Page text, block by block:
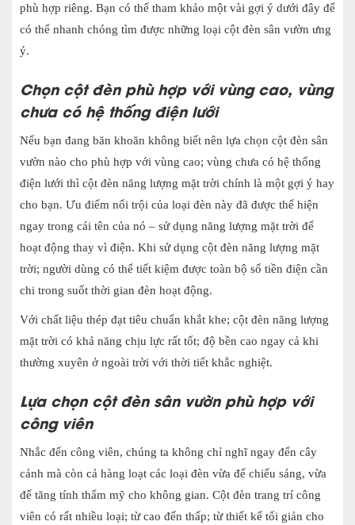
phù hợp riêng. Bạn có thể tham khảo một vài gợi ý dưới đây để
có thể nhanh chóng tìm được những loại cột đèn sân vườn ưng
ý.
Chọn cột đèn phù hợp với vùng cao, vùng
chưa có hệ thống điện lưới
Nếu bạn đang băn khoăn không biết nên lựa chọn cột đèn sân
vườn nào cho phù hợp với vùng cao; vùng chưa có hệ thống
điện lưới thì cột đèn năng lượng mặt trời chính là một gợi ý hay
cho bạn. Ưu điểm nổi trội của loại đèn này đã được thể hiện
ngay trong cái tên của nó – sử dụng năng lượng mặt trời để
hoạt động thay vì điện. Khi sử dụng cột đèn năng lượng mặt
trời; người dùng có thể tiết kiệm được toàn bộ số tiền điện cần
chi trong suốt thời gian đèn hoạt động.
Với chất liệu thép đạt tiêu chuẩn khắt khe; cột đèn năng lượng
mặt trời có khả năng chịu lực rất tốt; độ bền cao ngay cả khi
thường xuyên ở ngoài trời với thời tiết khắc nghiệt.
Lựa chọn cột đèn sân vườn phù hợp với
công viên
Nhắc đến công viên, chúng ta không chỉ nghĩ ngay đến cây
cảnh mà còn cả hàng loạt các loại đèn vừa để chiếu sáng, vừa
để tăng tính thẩm mỹ cho không gian. Cột đèn trang trí công
viên có rất nhiều loại; từ cao đến thấp; từ thiết kế tối giản cho